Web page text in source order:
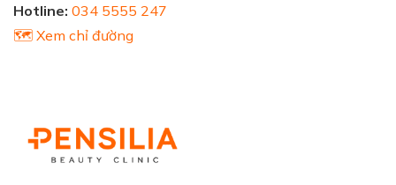
Hotline: 034 5555 247
🗺️ Xem chỉ đường